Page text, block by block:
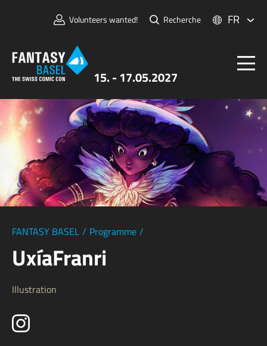
15. - 17.05.2027
Volunteers wanted! Recherche FR
Billets
FANTASY BASEL
Informations
Pour Exposants
Presse et Médias
FANTASY BASEL / Programme /
UxíaFranri
Illustration